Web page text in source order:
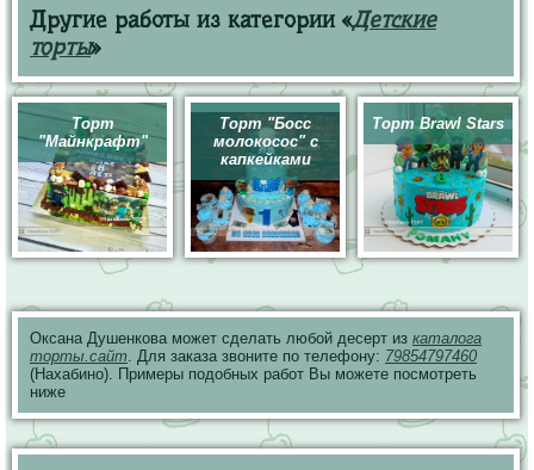
Другие работы из категории «Детские
торты»
Торт
"Майнкрафт"
Торт "Босс
молокосос" с
капкейками
Торт Brawl Stars
Оксана Душенкова может сделать любой десерт из каталога
торты.сайт. Для заказа звоните по телефону: 79854797460
(Нахабино). Примеры подобных работ Вы можете посмотреть
ниже